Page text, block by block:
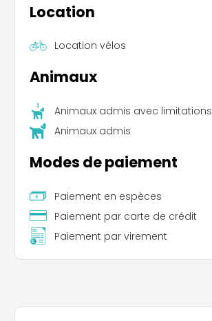
Location
Location vélos
Animaux
Animaux admis avec limitations
Animaux admis
Modes de paiement
Paiement en espèces
Paiement par carte de crédit
Paiement par virement